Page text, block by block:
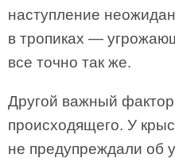
наступление
в тропиках —
все точно так же.
Другой важный
происходящего. У
не предупреждали об